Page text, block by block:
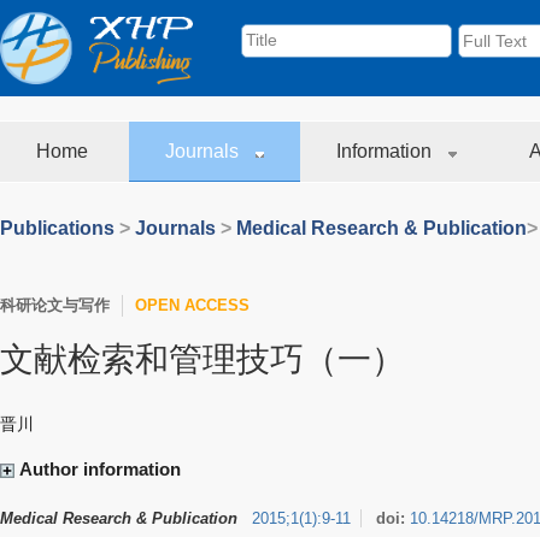
Home Journals Information
Publications > Journals > Medical Research & Publication
科研论文与写作 OPEN ACCESS
文献检索和管理技巧（一）
晋川
Author information
Medical Research & Publication 2015;1(1):9-11 doi: 10.14218/